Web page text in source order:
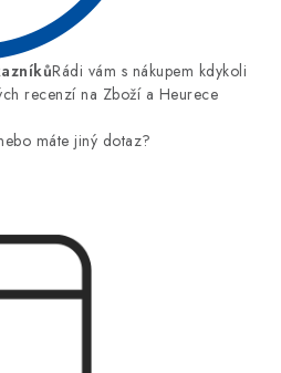
Rádi vám s nákupem kdykoli
recenzí na Zboží a Heurece
máte jiný dotaz?